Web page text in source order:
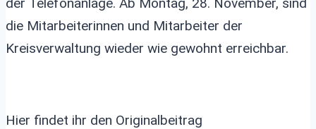
die Mitarbeiterinnen und Mitarbeiter der
Kreisverwaltung wieder wie gewohnt erreichbar.
Hier findet ihr den Originalbeitrag